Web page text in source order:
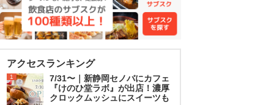
アクセスランキング
1
7/31〜｜新静岡セノバにカフェ
『けのひ堂ラボ』が出店！濃厚
クロックムッシュにスイーツも